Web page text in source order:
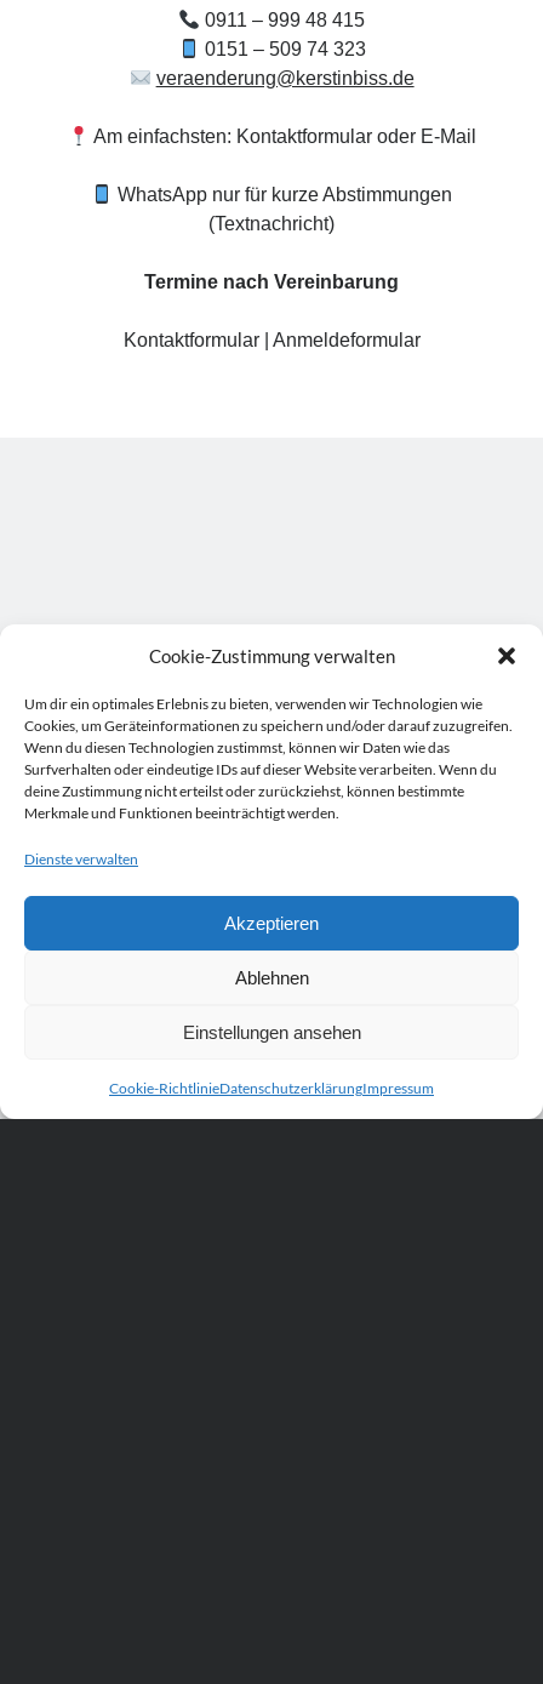
Cookie-Zustimmung verwalten
Um dir ein optimales Erlebnis zu bieten, verwenden wir Technologien wie
Cookies, um Geräteinformationen zu speichern und/oder darauf zuzugreifen.
Wenn du diesen Technologien zustimmst, können wir Daten wie das
Surfverhalten oder eindeutige IDs auf dieser Website verarbeiten. Wenn du
deine Zustimmung nicht erteilst oder zurückziehst, können bestimmte
Merkmale und Funktionen beeinträchtigt werden.
Dienste verwalten
Akzeptieren
Ablehnen
Einstellungen ansehen
Cookie-RichtlinieDatenschutzerklärungImpressum
0911 – 999 48 415
0151 – 509 74 323
veraenderung@kerstinbiss.de
Am einfachsten: Kontaktformular oder E-Mail
WhatsApp nur für kurze Abstimmungen
(Textnachricht)
Termine nach Vereinbarung
Kontaktformular| Anmeldeformular